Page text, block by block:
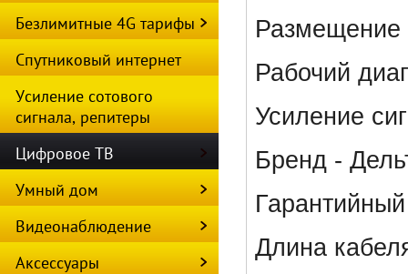
Рабочий
Усиление
Бренд -
Длина
Безлимитные 4G тарифы
Спутниковый интернет
Усиление сотового
сигнала, репитеры
Цифровое ТВ
Умный дом
Видеонаблюдение
Аксессуары